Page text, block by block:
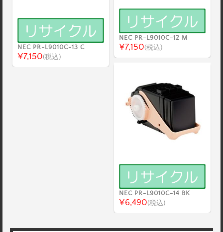
NEC PR-L9010C-12 M
¥7,150(税込)
NEC PR-L9010C-13 C
¥7,150(税込)
NEC PR-L9010C-14 BK
¥6,490(税込)